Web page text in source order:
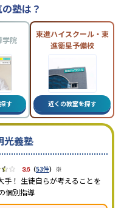
塾は？
学院
す
東進ハイスクール・東
進衛星予備校
近くの教室を探す
光義塾
3.6（53件） ※
手！ 生徒自らが考えることを
個別指導